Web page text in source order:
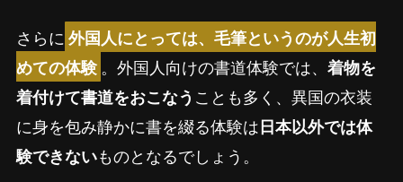
さらに 外国人にとっては、毛筆というのが人生初
めての体験 。外国人向けの書道体験では、着物を
着付けて書道をおこなう ことも多く、異国の衣装
に身を包み静かに書を綴る体験は日本以外では体
験できないものとなるでしょう。